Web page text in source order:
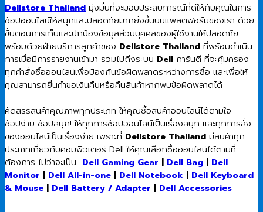
Dellstore Thailand มุ่งมั่นที่จะมอบประสบการณ์ที่ดีให้กับคุณในการ
ช้อปออนไลน์ให้สนุกและปลอดภัยมากยิ่งขึ้นบนแพลตฟอร์มของเรา ด้วย
ขั้นตอนการเก็บและปกป้องข้อมูลส่วนบุคคลของผู้ใช้งานให้ปลอดภัย
พร้อมด้วยฝ่ายบริการลูกค้าของ Dellstore Thailand ที่พร้อมดำเนิน
การเมื่อมีการรายงานเข้ามา รวมไปถึงระบบ Dell การันตี ที่จะคุ้มครอง
ทุกคำสั่งซื้อออนไลน์เพื่อป้องกันข้อผิดพลาดระหว่างการซื้อ และเพื่อให้
คุณสามารถยื่นคำขอเงินคืนหรือคืนสินค้าหากพบข้อผิดพลาดได้
คัดสรรสินค้าคุณภาพทุกประเภท ให้คุณซื้อสินค้าออนไลน์ได้ตามใจ
ช้อปง่าย ช้อปสนุก! ให้ทุกการช้อปออนไลน์เป็นเรื่องสนุก และทุกการสั่ง
ของออนไลน์เป็นเรื่องง่าย เพราะที่ Dellstore Thailand มีสินค้าทุก
ประเภทเกี่ยวกับคอมพิวเตอร์ Dell ให้คุณเลือกซื้อออนไลน์ได้ตามที่
ต้องการ ไม่ว่าจะเป็น Dell Gaming Gear | Dell Bag | Dell
Monitor | Dell All-in-one | Dell Notebook | Dell Keyboard
& Mouse | Dell Battery / Adapter | Dell Accessories